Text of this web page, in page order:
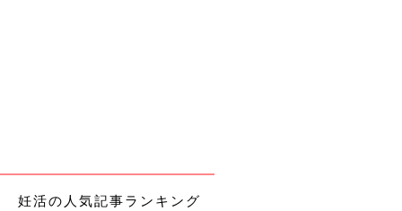
妊活の人気記事ランキング